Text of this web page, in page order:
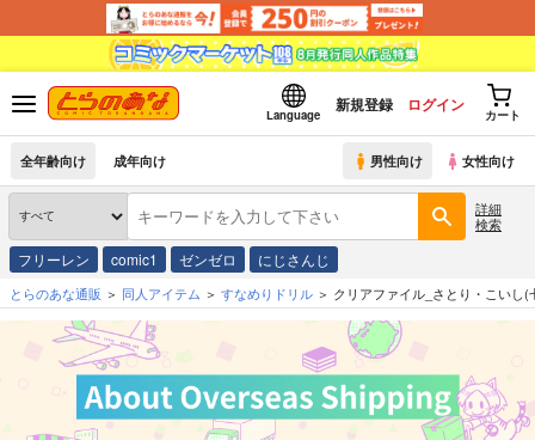
Language
新規登録 ログイン
カート
全年齢向け 成年向け 男性向け 女性向け
詳細
検索
フリーレン comic1 ゼンゼロ にじさんじ
とらのあな通販 同人アイテム すなめりドリル クリアファイル_さとり・こいし(